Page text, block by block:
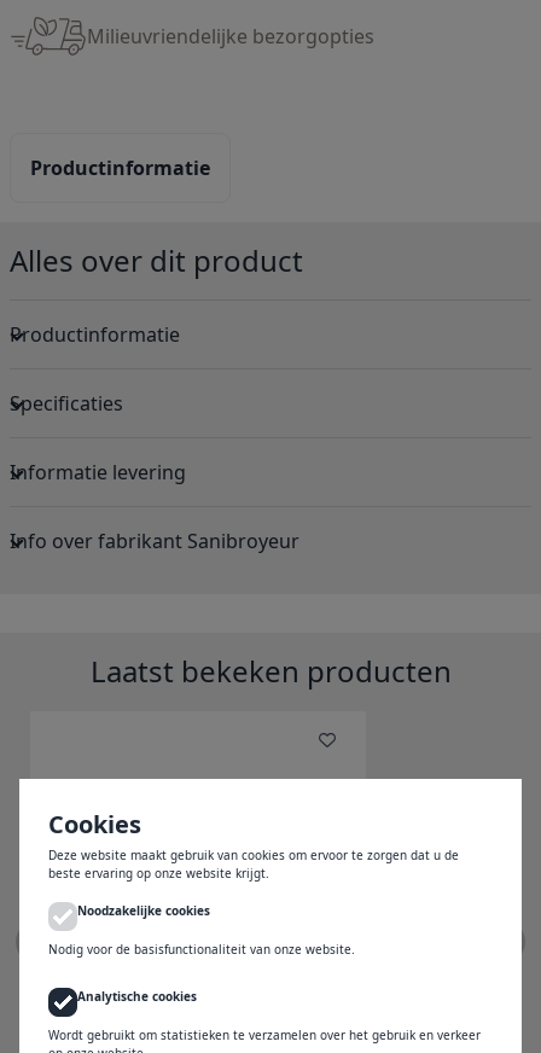
Milieuvriendelijke bezorgopties
Productinformatie
Alles over dit product
Productinformatie
Specificaties
Informatie levering
Info over fabrikant Sanibroyeur
Laatst bekeken producten
diepspoel wit 006140
Cookies
Deze website maakt gebruik van cookies om ervoor te zorgen dat u de
beste ervaring op onze website krijgt.
Noodzakelijke cookies
Nodig voor de basisfunctionaliteit van onze website.
Analytische cookies
Wordt gebruikt om statistieken te verzamelen over het gebruik en verkeer